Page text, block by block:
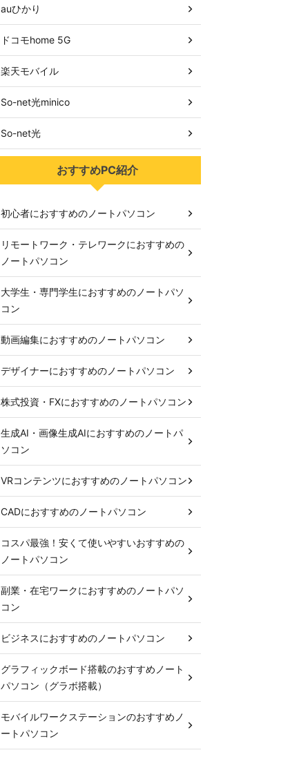
auひかり
ドコモhome 5G
楽天モバイル
So-net光minico
So-net光
おすすめPC紹介
初心者におすすめのノートパソコン
リモートワーク・テレワークにおすすめの
ノートパソコン
大学生・専門学生におすすめのノートパソ
コン
動画編集におすすめのノートパソコン
デザイナーにおすすめのノートパソコン
株式投資・FXにおすすめのノートパソコン
生成AI・画像生成AIにおすすめのノートパ
ソコン
VRコンテンツにおすすめのノートパソコン
CADにおすすめのノートパソコン
コスパ最強！安くて使いやすいおすすめの
ノートパソコン
副業・在宅ワークにおすすめのノートパソ
コン
ビジネスにおすすめのノートパソコン
グラフィックボード搭載のおすすめノート
パソコン（グラボ搭載）
モバイルワークステーションのおすすめノ
ートパソコン